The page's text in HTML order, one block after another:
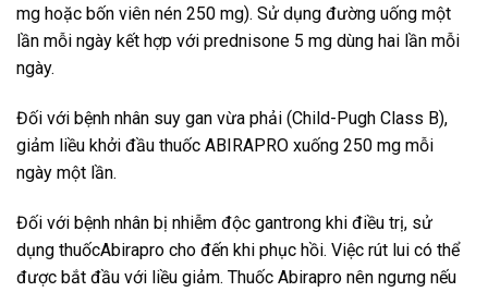
mg hoặc bốn viên nén 250 mg). Sử dụng đường uống một
lần mỗi ngày kết hợp với prednisone 5 mg dùng hai lần mỗi
ngày.
Đối với bệnh nhân suy gan vừa phải (Child-Pugh Class B),
giảm liều khởi đầu thuốc ABIRAPRO xuống 250 mg mỗi
ngày một lần.
Đối với bệnh nhân bị nhiễm độc gantrong khi điều trị, sử
dụng thuốcAbirapro cho đến khi phục hồi. Việc rút lui có thể
được bắt đầu với liều giảm. Thuốc Abirapro nên ngưng nếu